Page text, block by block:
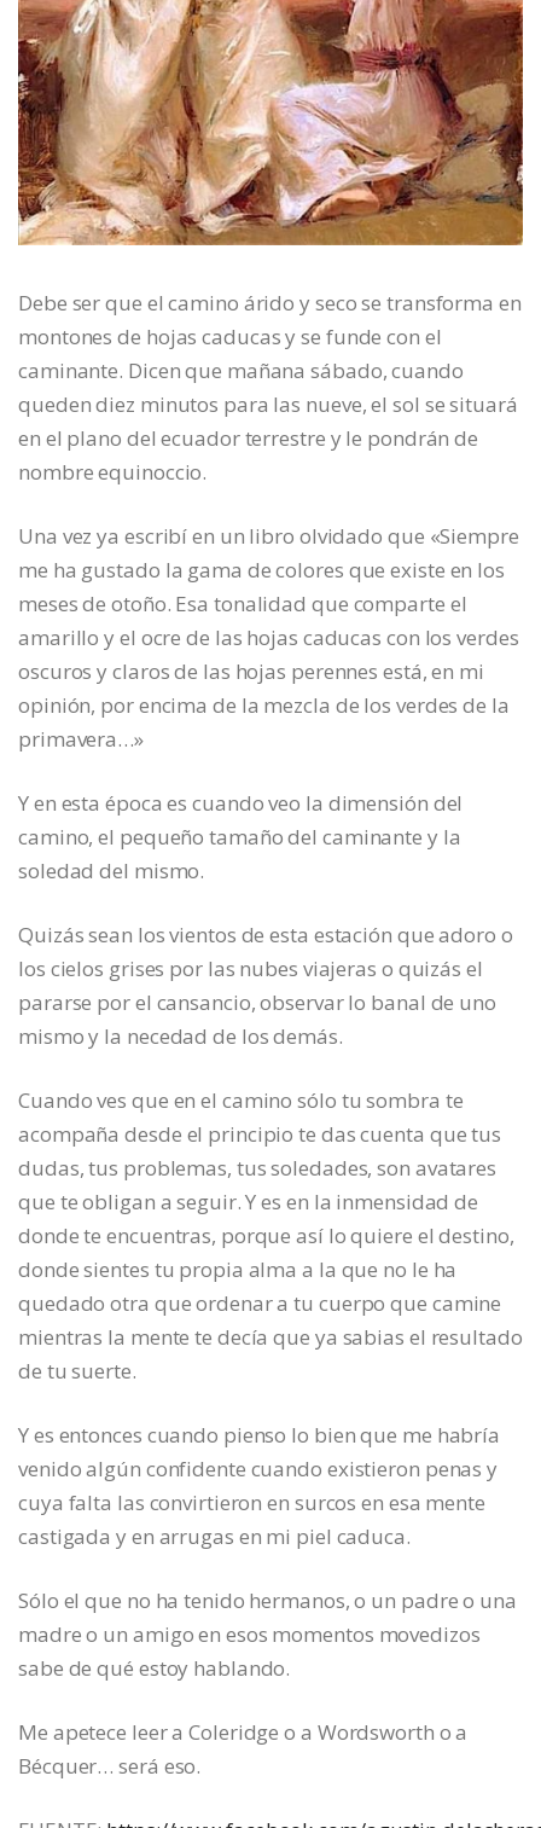
Debe ser que el camino árido y seco se transforma en
montones de hojas caducas y se funde con el
caminante. Dicen que mañana sábado, cuando
queden diez minutos para las nueve, el sol se situará
en el plano del ecuador terrestre y le pondrán de
nombre equinoccio.
Una vez ya escribí en un libro olvidado que «Siempre
me ha gustado la gama de colores que existe en los
meses de otoño. Esa tonalidad que comparte el
amarillo y el ocre de las hojas caducas con los verdes
oscuros y claros de las hojas perennes está, en mi
opinión, por encima de la mezcla de los verdes de la
primavera…»
Y en esta época es cuando veo la dimensión del
camino, el pequeño tamaño del caminante y la
soledad del mismo.
Quizás sean los vientos de esta estación que adoro o
los cielos grises por las nubes viajeras o quizás el
pararse por el cansancio, observar lo banal de uno
mismo y la necedad de los demás.
Cuando ves que en el camino sólo tu sombra te
acompaña desde el principio te das cuenta que tus
dudas, tus problemas, tus soledades, son avatares
que te obligan a seguir. Y es en la inmensidad de
donde te encuentras, porque así lo quiere el destino,
donde sientes tu propia alma a la que no le ha
quedado otra que ordenar a tu cuerpo que camine
mientras la mente te decía que ya sabias el resultado
de tu suerte.
Y es entonces cuando pienso lo bien que me habría
venido algún confidente cuando existieron penas y
cuya falta las convirtieron en surcos en esa mente
castigada y en arrugas en mi piel caduca.
Sólo el que no ha tenido hermanos, o un padre o una
madre o un amigo en esos momentos movedizos
sabe de qué estoy hablando.
Me apetece leer a Coleridge o a Wordsworth o a
Bécquer… será eso.